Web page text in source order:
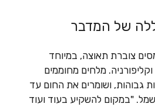
של המדבר
צוברת תאוצה, במיוחד
מלחים מחוממים
גבוהות, ושומרים את החום עד
"במקום להשקיע בעוד ועוד